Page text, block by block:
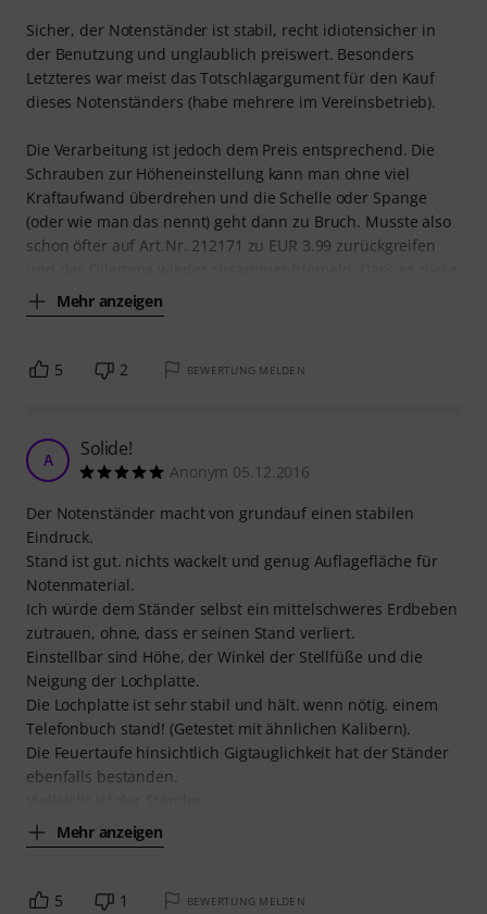
Sicher, der Notenständer ist stabil, recht idiotensicher in
der Benutzung und unglaublich preiswert. Besonders
Letzteres war meist das Totschlagargument für den Kauf
dieses Notenständers (habe mehrere im Vereinsbetrieb).
Die Verarbeitung ist jedoch dem Preis entsprechend. Die
Schrauben zur Höheneinstellung kann man ohne viel
Kraftaufwand überdrehen und die Schelle oder Spange
(oder wie man das nennt) geht dann zu Bruch. Musste also
schon öfter auf Art.Nr. 212171 zu EUR 3.99 zurückgreifen
Mehr anzeigen
5 2 BEWERTUNG MELDEN
A Solide!
Anonym 05.12.2016
Der Notenständer macht von grundauf einen stabilen
Eindruck.
Stand ist gut. nichts wackelt und genug Auflagefläche für
Notenmaterial.
Ich würde dem Ständer selbst ein mittelschweres Erdbeben
zutrauen, ohne, dass er seinen Stand verliert.
Einstellbar sind Höhe, der Winkel der Stellfüße und die
Neigung der Lochplatte.
Die Lochplatte ist sehr stabil und hält. wenn nötig. einem
Telefonbuch stand! (Getestet mit ähnlichen Kalibern).
Die Feuertaufe hinsichtlich Gigtauglichkeit hat der Ständer
ebenfalls bestanden.
Mehr anzeigen
5 1 BEWERTUNG MELDEN